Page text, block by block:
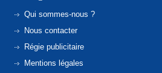
Qui sommes-nous ?
Nous contacter
Régie publicitaire
Mentions légales